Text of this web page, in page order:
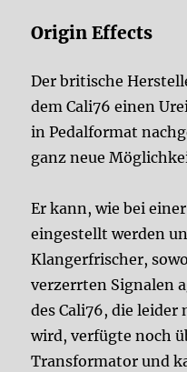
Origin Effects
Der britische
dem Cali76 einen
in Pedalformat
ganz neue
Er kann, wie bei
eingestellt werden
Klangerfrischer,
verzerrten Signalen
des Cali76, die
wird, verfügte noch
Transformator und